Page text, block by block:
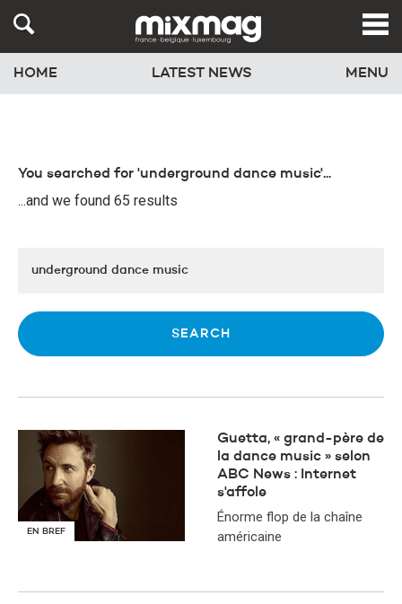
HOME LATEST NEWS MENU
You searched for 'underground dance music'...
...and we found 65 results
EN BREF
Guetta, « grand-père de
la dance music » selon
ABC News : Internet
s'affole
Énorme flop de la chaîne
américaine